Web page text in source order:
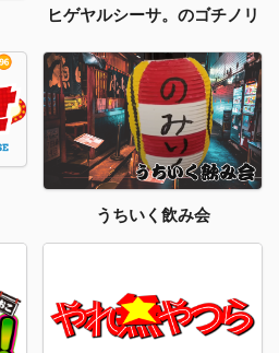
ヒゲヤルシーサ。のゴチノリ
うちいく飲み会